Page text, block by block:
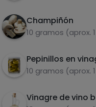
Champiñón
10 gramos (aprox.
Pepinillos en
10 gramos (aprox.
Vinagre de vino